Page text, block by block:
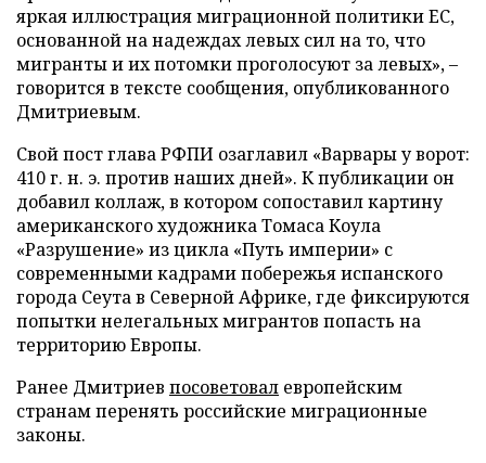
яркая иллюстрация миграционной политики ЕС,
основанной на надеждах левых сил на то, что
мигранты и их потомки проголосуют за левых», –
говорится в тексте сообщения, опубликованного
Дмитриевым.
Свой пост глава РФПИ озаглавил «Варвары у ворот:
410 г. н. э. против наших дней». К публикации он
добавил коллаж, в котором сопоставил картину
американского художника Томаса Коула
«Разрушение» из цикла «Путь империи» с
современными кадрами побережья испанского
города Сеута в Северной Африке, где фиксируются
попытки нелегальных мигрантов попасть на
территорию Европы.
Ранее Дмитриев посоветовал европейским
странам перенять российские миграционные
законы.